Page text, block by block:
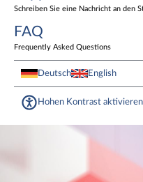
Schreiben Sie eine Nachricht an den
FAQ
Frequently Asked Questions
Deutsch English
Hohen Kontrast aktivieren